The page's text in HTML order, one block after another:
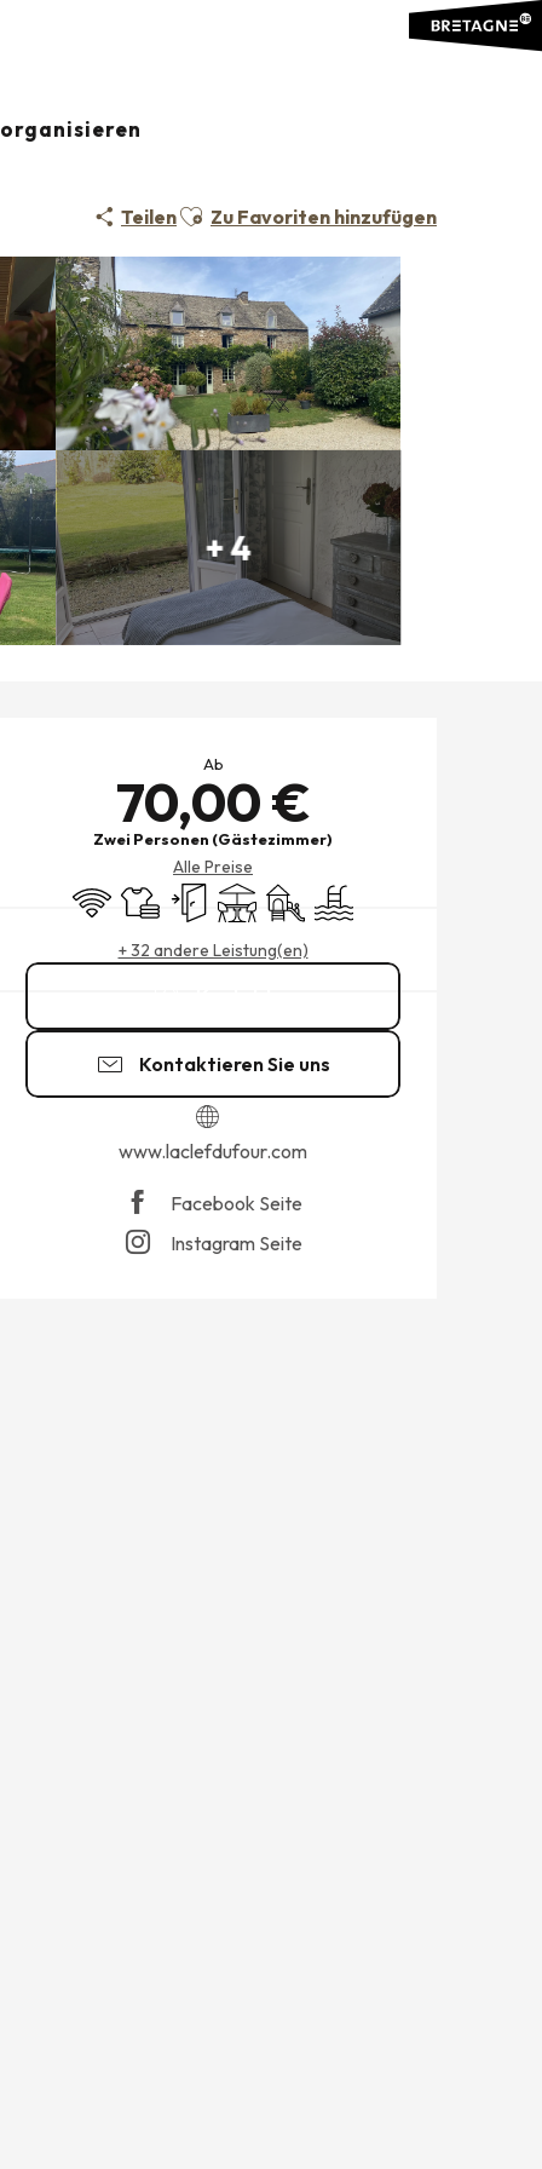
TeilenAjouter aux favoris
Zu Favoriten hinzufügen
+ 4
&
Ab
70,00 €
Zwei Personen (Gästezimmer)
Alle Preise
Wi-Fi Bettwäsche und Laken
Unabhängiger Eingang
TerrasseSpiele für Kinder / Spielplatz
Schwimmbad
+ 32 andere Leistung(en)
Kontaktieren Sie uns
www.laclefdufour.com
Facebook Seite
Instagram Seite